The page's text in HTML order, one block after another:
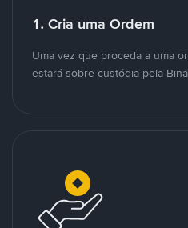
1. Cria uma Ordem
Uma vez que proceda a uma
estará sobre custódia pela